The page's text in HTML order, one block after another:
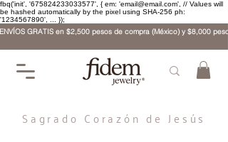
fbq('init', '675824233033577', { em: 'email@email.com', // Values will
be hashed automatically by the pixel using SHA-256 ph:
'1234567890', ... });
ENVÍOS GRATIS en $2,500 pesos de compra (México) y $8,000
Sagrado Corazón de Jesús